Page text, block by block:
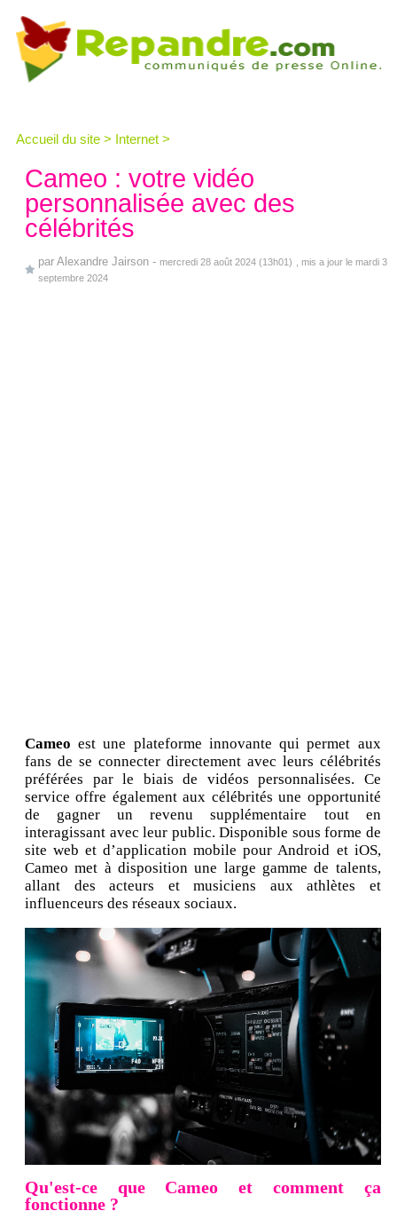
Accueil du site > Internet >
Cameo : votre vidéo
personnalisée avec des
célébrités
par Alexandre Jairson - mercredi 28 août 2024 (13h01)
, mis a jour le mardi 3
septembre 2024
Cameo est une plateforme innovante qui permet aux
fans de se connecter directement avec leurs célébrités
préférées par le biais de vidéos personnalisées. Ce
service offre également aux célébrités une opportunité
de gagner un revenu supplémentaire tout en
interagissant avec leur public. Disponible sous forme de
site web et d’application mobile pour Android et iOS,
Cameo met à disposition une large gamme de talents,
allant des acteurs et musiciens aux athlètes et
influenceurs des réseaux sociaux.
Qu'est-ce que Cameo et comment ça
fonctionne ?